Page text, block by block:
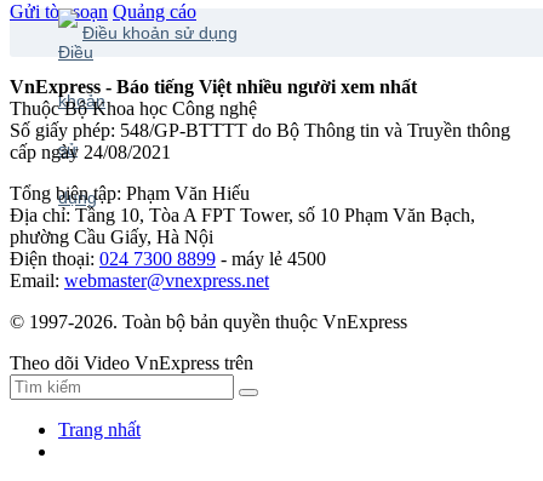
Gửi tòa soạn Quảng cáo
Điều khoản sử dụng
VnExpress - Báo tiếng Việt nhiều người xem nhất
Thuộc Bộ Khoa học Công nghệ
Số giấy phép: 548/GP-BTTTT do Bộ Thông tin và Truyền thông
cấp ngày 24/08/2021
Tổng biên tập: Phạm Văn Hiếu
Địa chỉ: Tầng 10, Tòa A FPT Tower, số 10 Phạm Văn Bạch,
phường Cầu Giấy, Hà Nội
Điện thoại: 024 7300 8899 - máy lẻ 4500
Email: webmaster@vnexpress.net
© 1997-2026. Toàn bộ bản quyền thuộc VnExpress
Theo dõi Video VnExpress trên
Trang nhất